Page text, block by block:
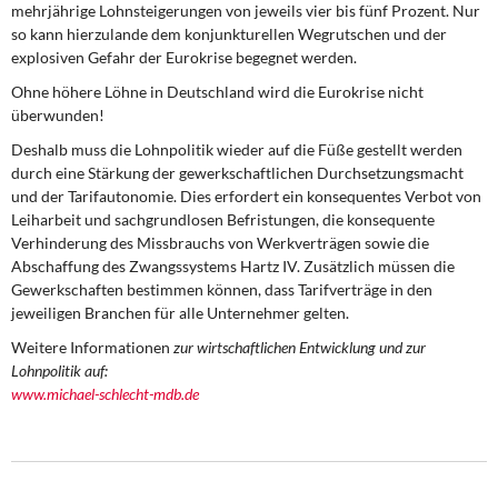
mehrjährige Lohnsteigerungen von jeweils vier bis fünf Prozent. Nur
so kann hierzulande dem konjunkturellen Wegrutschen und der
explosiven Gefahr der Eurokrise begegnet werden.
Ohne höhere Löhne in Deutschland wird die Eurokrise nicht
überwunden!
Deshalb muss die Lohnpolitik wieder auf die Füße gestellt werden
durch eine Stärkung der gewerkschaftlichen Durchsetzungsmacht
und der Tarifautonomie. Dies erfordert ein konsequentes Verbot von
Leiharbeit und sachgrundlosen Befristungen, die konsequente
Verhinderung des Missbrauchs von Werkverträgen sowie die
Abschaffung des Zwangssystems Hartz IV. Zusätzlich müssen die
Gewerkschaften bestimmen können, dass Tarifverträge in den
jeweiligen Branchen für alle Unternehmer gelten.
Weitere Informationen zur wirtschaftlichen Entwicklung und zur
Lohnpolitik auf:
www.michael-schlecht-mdb.de